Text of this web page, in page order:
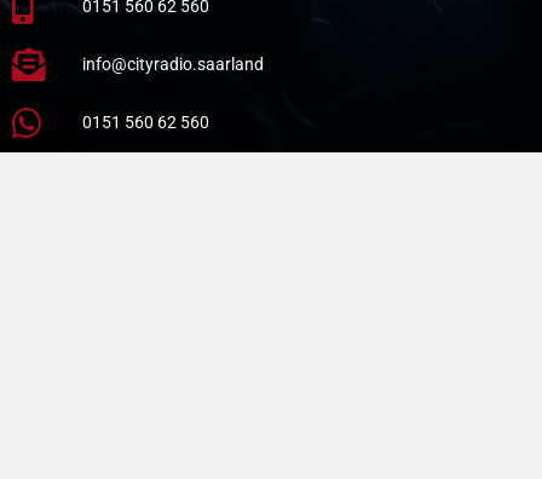
0151 560 62 560
info@cityradio.saarland
0151 560 62 560